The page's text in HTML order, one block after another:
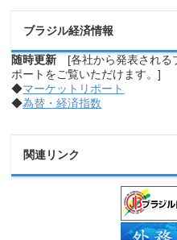
ブラジル経済情報
随時更新 [各社から発表される
ポートをご覧いただけます。]
◆マーケットリポート
◆為替・経済指数
関連リンク